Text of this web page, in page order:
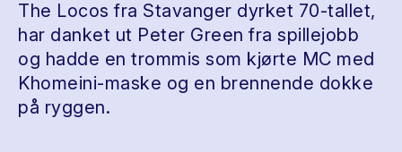
The Locos fra Stavanger dyrket 70-tallet,
har danket ut Peter Green fra spillejobb
og hadde en trommis som kjørte MC med
Khomeini-maske og en brennende dokke
på ryggen.